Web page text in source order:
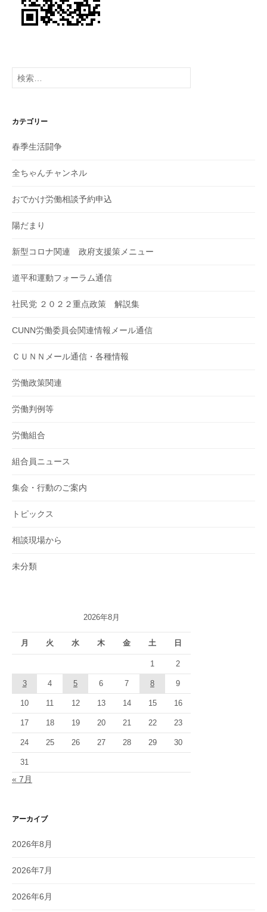
検
索:
カテゴリー
春季生活闘争
全ちゃんチャンネル
おでかけ労働相談予約申込
陽だまり
新型コロナ関連 政府支援策メニュー
道平和運動フォーラム通信
社民党 ２０２２重点政策 解説集
CUNN労働委員会関連情報メール通信
ＣＵＮＮメール通信・各種情報
労働政策関連
労働判例等
労働組合
組合員ニュース
集会・行動のご案内
トピックス
相談現場から
未分類
2026年8月
月 火 水 木 金 土 日
1 2
3 4 5 6 7 8 9
10 11 12 13 14 15 16
17 18 19 20 21 22 23
24 25 26 27 28 29 30
31
« 7月
アーカイブ
2026年8月
2026年7月
2026年6月